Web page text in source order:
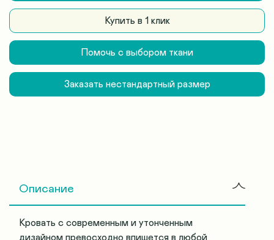
Купить в 1 клик
Помочь с выбором ткани
Заказать нестандартный размер
Описание
Кровать с современным и утонченным
дизайном превосходно впишется в любой